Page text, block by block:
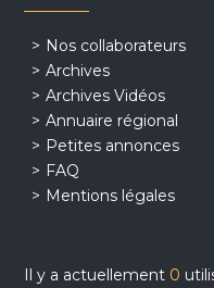
Nos collaborateurs
Archives
Archives Vidéos
Annuaire régional
Petites annonces
FAQ
Mentions légales
Il y a actuellement 0